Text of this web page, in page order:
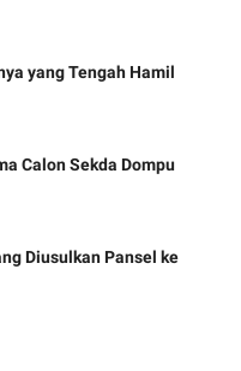
yang Tengah Hamil
Calon Sekda Dompu
Diusulkan Pansel ke